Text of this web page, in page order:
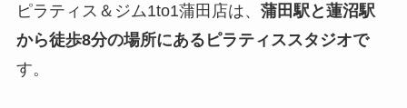
ピラティス＆ジム1to1蒲田店は、 蒲田駅と蓮沼駅
から徒歩8分の場所にあるピラティススタジオで
す。